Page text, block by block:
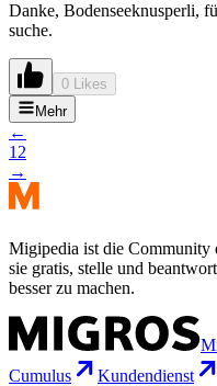
Danke, Bodenseeknusperli,
suche.
0 Likes
Mehr
←
1 2
→
Migipedia ist die Community
sie gratis, stelle und
besser zu machen.
Cumulus
Kundendienst